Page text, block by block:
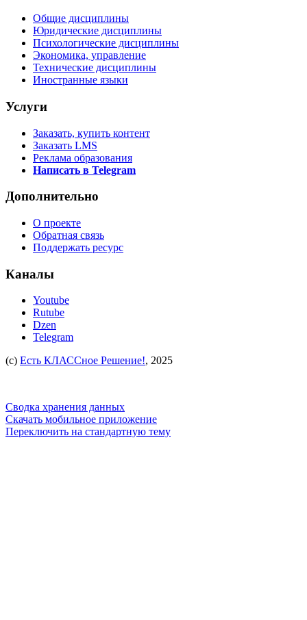
Общие дисциплины
Юридические дисциплины
Психологические дисциплины
Экономика, управление
Технические дисциплины
Иностранные языки
Услуги
Заказать, купить контент
Заказать LMS
Реклама образования
Написать в Telegram
Дополнительно
О проекте
Обратная связь
Поддержать ресурс
Каналы
Youtube
Rutube
Dzen
Telegram
(c) Есть КЛАССное Решение!, 2025
Сводка хранения данных
Скачать мобильное приложение
Переключить на стандартную тему